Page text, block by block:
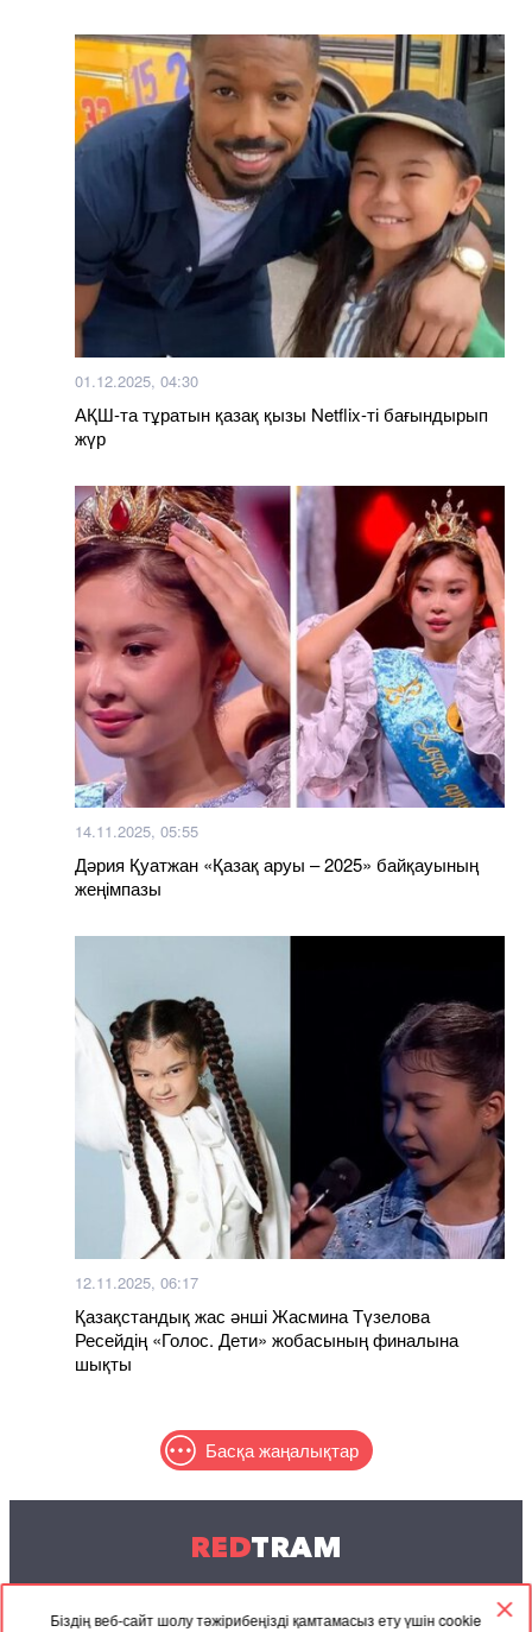
Біздің веб-сайт шолу тәжірибеңізді қамтамасыз ету үшін cookie
01.12.2025, 04:30
АҚШ-та тұратын қазақ қызы Netflix-ті бағындырып
жүр
14.11.2025, 05:55
Дәрия Қуатжан «Қазақ аруы – 2025» байқауының
жеңімпазы
12.11.2025, 06:17
Қазақстандық жас әнші Жасмина Түзелова
Ресейдің «Голос. Дети» жобасының финалына
шықты
Басқа жаңалықтар
REDTRAM
© 2004-2026 Redtram, Ltd.